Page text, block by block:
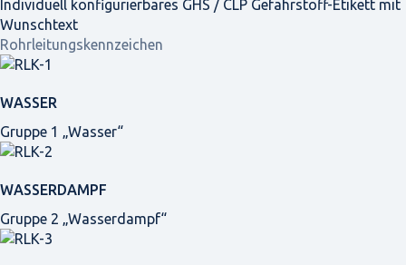
Individuell konfigurierbares GHS / CLP Gefahrstoff-Etikett mit
Wunschtext
Rohrleitungskennzeichen
WASSER
Gruppe 1 „Wasser“
WASSERDAMPF
Gruppe 2 „Wasserdampf“